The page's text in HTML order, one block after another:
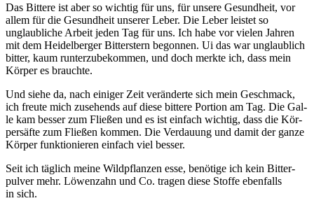
Das Bit­te­re ist aber so wich­tig für uns, für unse­re Gesund­heit, vor
allem für die Gesund­heit unse­rer Leber. Die Leber leis­tet so
unglaub­li­che Arbeit jeden Tag für uns. Ich habe vor vie­len Jah­ren
mit dem Hei­del­ber­ger Bit­ter­stern begon­nen. Ui das war unglaub­lich
bit­ter, kaum run­ter­zu­be­kom­men, und doch merk­te ich, dass mein
Kör­per es brauchte.
Und sie­he da, nach eini­ger Zeit ver­än­der­te sich mein Geschmack,
ich freu­te mich zuse­hends auf die­se bit­te­re Por­ti­on am Tag. Die Gal­
le kam bes­ser zum Flie­ßen und es ist ein­fach wich­tig, dass die Kör­
per­säf­te zum Flie­ßen kom­men. Die Ver­dau­ung und damit der gan­ze
Kör­per funk­tio­nie­ren ein­fach viel besser.
Seit ich täg­lich mei­ne Wild­pflan­zen esse, benö­ti­ge ich kein Bit­ter­
pul­ver mehr. Löwen­zahn und Co. tra­gen die­se Stof­fe eben­falls
in sich.